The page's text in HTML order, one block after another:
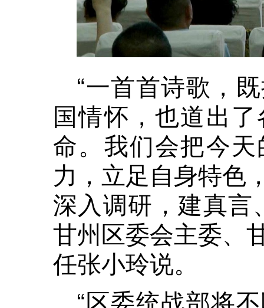
“一首首诗歌，
国情怀，也道出
命。我们会把今
力，立足自身特色
深入调研，建真言
甘州区委会主委、
任张小玲说。
“区委统战部将